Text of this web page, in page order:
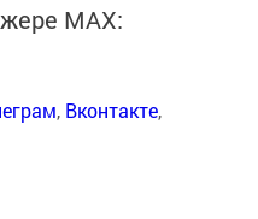
MАХ:
, Вконтакте,